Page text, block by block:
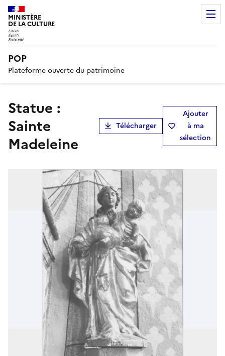
MINISTÈRE
DE LA CULTURE
POP
Plateforme ouverte du patrimoine
statue :
Sainte
Madeleine
Télécharger
Ajouter
à ma
sélection